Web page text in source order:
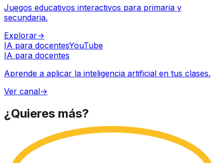
Juegos educativos interactivos para primaria y
secundaria.
Explorar→
IA para docentesYouTube
IA para docentes
Aprende a aplicar la inteligencia artificial en tus clases.
Ver canal→
¿Quieres más?